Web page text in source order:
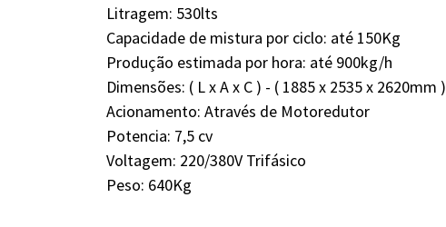
Litragem: 530lts
Capacidade de mistura por ciclo: até 150Kg
Produção estimada por hora: até 900kg/h
Dimensões: ( L x A x C ) - ( 1885 x 2535 x 2620mm )
Acionamento: Através de Motoredutor
Potencia: 7,5 cv
Voltagem: 220/380V Trifásico
Peso: 640Kg